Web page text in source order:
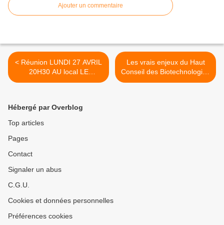
Ajouter un commentaire
< Réunion LUNDI 27 AVRIL
20H30 AU local LE
KIOSQUE 15 rue de la
Les vrais enjeux du Haut
Conseil des Biotechnologies
>
Hébergé par Overblog
Top articles
Pages
Contact
Signaler un abus
C.G.U.
Cookies et données personnelles
Préférences cookies